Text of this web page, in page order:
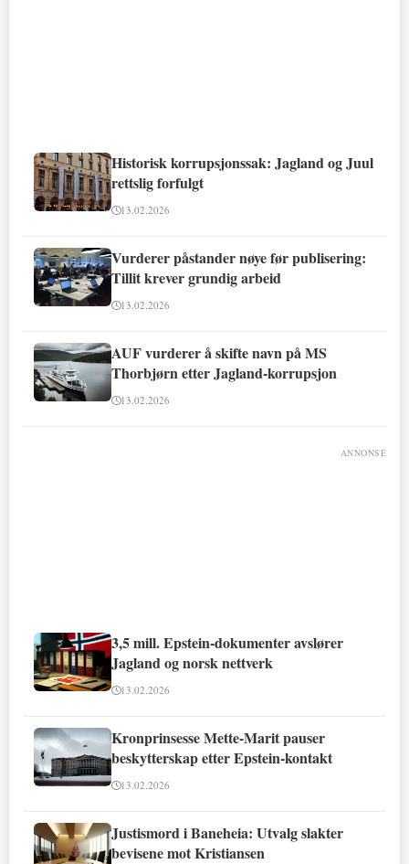
Historisk korrupsjonssak: Jagland og Juul
rettslig forfulgt
13.02.2026
Vurderer påstander nøye før publisering:
Tillit krever grundig arbeid
13.02.2026
AUF vurderer å skifte navn på MS
Thorbjørn etter Jagland-korrupsjon
13.02.2026
ANNONSE
3,5 mill. Epstein-dokumenter avslører
Jagland og norsk nettverk
13.02.2026
Kronprinsesse Mette-Marit pauser
beskytterskap etter Epstein-kontakt
13.02.2026
Justismord i Baneheia: Utvalg slakter
bevisene mot Kristiansen